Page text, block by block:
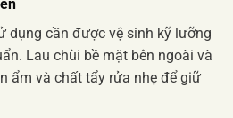
dụng cần được vệ sinh kỹ lưỡng
Lau chùi bề mặt bên ngoài và
ẩm và chất tẩy rửa nhẹ để giữ